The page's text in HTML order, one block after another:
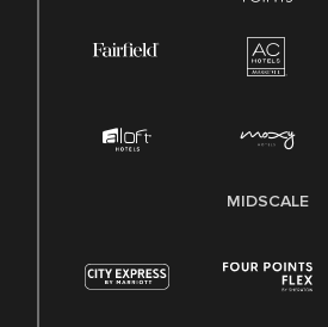
MIDSCALE